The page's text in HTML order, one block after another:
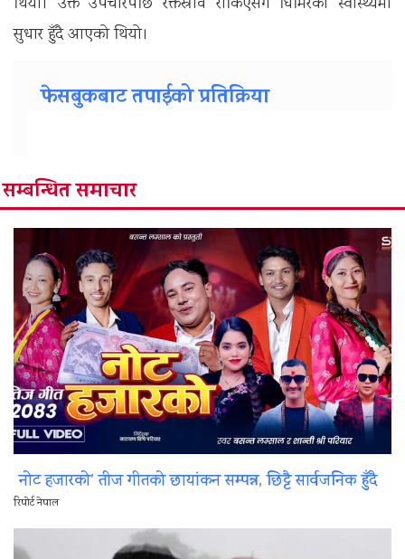
सुधार हुँदै आएको थियो।
फेसबुकबाट तपाईको प्रतिक्रिया
सम्बन्धित समाचार
नोट हजारको’ तीज गीतको छायांकन सम्पन्न, छिट्टै सार्वजनिक हुँदै
रिपोर्ट नेपाल